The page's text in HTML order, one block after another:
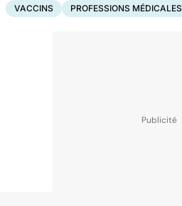
VACCINS PROFESSIONS MÉDICALES